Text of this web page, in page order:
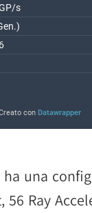
ha una
Ray